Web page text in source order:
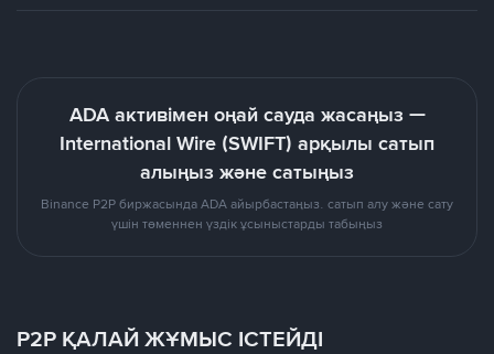
ADA активімен оңай сауда жасаңыз —
International Wire (SWIFT) арқылы сатып
алыңыз және сатыңыз
Binance P2P биржасында ADA айырбастаңыз. сатып алу және сату
үшін төменнен үздік ұсыныстарды табыңыз
P2P ҚАЛАЙ ЖҰМЫС ІСТЕЙДІ